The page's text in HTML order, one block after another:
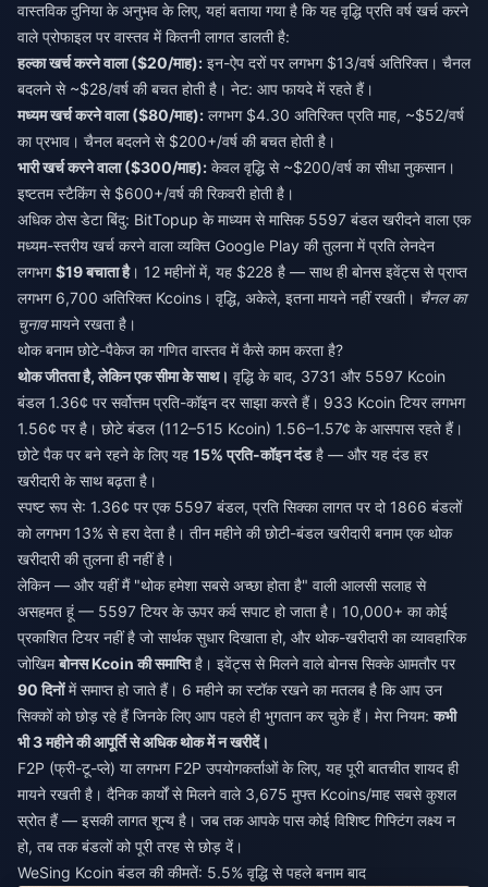
वास्तविक दुनिया के अनुभव के लिए, यहां बताया गया है कि यह वृद्धि प्रति वर्ष खर्च करने
वाले प्रोफाइल पर वास्तव में कितनी लागत डालती है:
हल्का खर्च करने वाला ($20/माह): इन-ऐप दरों पर लगभग $13/वर्ष अतिरिक्त। चैनल
बदलने से ~$28/वर्ष की बचत होती है। नेट: आप फायदे में रहते हैं।
मध्यम खर्च करने वाला ($80/माह): लगभग $4.30 अतिरिक्त प्रति माह, ~$52/वर्ष
का प्रभाव। चैनल बदलने से $200+/वर्ष की बचत होती है।
भारी खर्च करने वाला ($300/माह): केवल वृद्धि से ~$200/वर्ष का सीधा नुकसान।
इष्टतम स्टैकिंग से $600+/वर्ष की रिकवरी होती है।
अधिक ठोस डेटा बिंदु: BitTopup के माध्यम से मासिक 5597 बंडल खरीदने वाला एक
मध्यम-स्तरीय खर्च करने वाला व्यक्ति Google Play की तुलना में प्रति लेनदेन
लगभग$19 बचाता है। 12 महीनों में, यह $228 है — साथ ही बोनस इवेंट्स से प्राप्त
लगभग 6,700 अतिरिक्त Kcoins। वृद्धि, अकेले, इतना मायने नहीं रखती। चैनल का
चुनावमायने रखता है।
थोक बनाम छोटे-पैकेज का गणित वास्तव में कैसे काम करता है?
थोक जीतता है, लेकिन एक सीमा के साथ। वृद्धि के बाद, 3731 और 5597 Kcoin
बंडल 1.36¢ पर सर्वोत्तम प्रति-कॉइन दर साझा करते हैं। 933 Kcoin टियर लगभग
1.56¢ पर है। छोटे बंडल (112–515 Kcoin) 1.56–1.57¢ के आसपास रहते हैं।
छोटे पैक पर बने रहने के लिए यह 15% प्रति-कॉइन दंडहै — और यह दंड हर
खरीदारी के साथ बढ़ता है।
स्पष्ट रूप से: 1.36¢ पर एक 5597 बंडल, प्रति सिक्का लागत पर दो 1866 बंडलों
को लगभग 13% से हरा देता है। तीन महीने की छोटी-बंडल खरीदारी बनाम एक थोक
खरीदारी की तुलना ही नहीं है।
लेकिन — और यहीं मैं "थोक हमेशा सबसे अच्छा होता है" वाली आलसी सलाह से
असहमत हूं — 5597 टियर के ऊपर कर्व सपाट हो जाता है। 10,000+ का कोई
प्रकाशित टियर नहीं है जो सार्थक सुधार दिखाता हो, और थोक-खरीदारी का व्यावहारिक
जोखिमबोनस Kcoin की समाप्तिहै। इवेंट्स से मिलने वाले बोनस सिक्के आमतौर पर
90 दिनोंमें समाप्त हो जाते हैं। 6 महीने का स्टॉक रखने का मतलब है कि आप उन
सिक्कों को छोड़ रहे हैं जिनके लिए आप पहले ही भुगतान कर चुके हैं। मेरा नियम:कभी
भी 3 महीने की आपूर्ति से अधिक थोक में न खरीदें।
F2P (फ्री-टू-प्ले) या लगभग F2P उपयोगकर्ताओं के लिए, यह पूरी बातचीत शायद ही
मायने रखती है। दैनिक कार्यों से मिलने वाले 3,675 मुफ्त Kcoins/माह सबसे कुशल
स्रोत हैं — इसकी लागत शून्य है। जब तक आपके पास कोई विशिष्ट गिफ्टिंग लक्ष्य न
हो, तब तक बंडलों को पूरी तरह से छोड़ दें।
WeSing Kcoin बंडल की कीमतें: 5.5% वृद्धि से पहले बनाम बाद